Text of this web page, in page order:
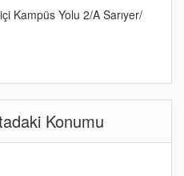
Kampüs Yolu 2/A Sarıyer/
Konumu